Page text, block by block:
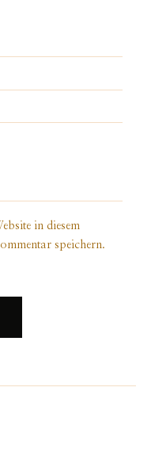
in diesem
speichern.